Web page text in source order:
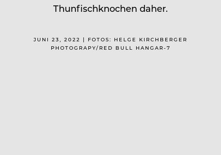
Thunfischknochen daher.
JUNI 23, 2022 | FOTOS: HELGE KIRCHBERGER
PHOTOGRAPY/RED BULL HANGAR-7